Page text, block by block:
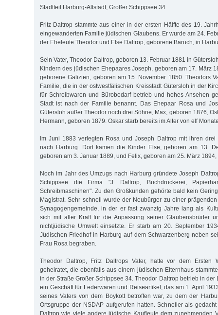
Stadtteil Harburg-Altstadt, Großer Schippsee 34
Fritz Daltrop stammte aus einer in der ersten Hälfte des 19.
eingewanderten Familie jüdischen Glaubens. Er wurde am 24.
der Eheleute Theodor und Else Daltrop, geborene Baruch, in
Sein Vater, Theodor Daltrop, geboren 13. Februar 1881 in
Kindern des jüdischen Ehepaares Joseph, geboren am 17. März
geborene Galizien, geboren am 15. November 1850. Theodors
Familie, die in der ostwestfälischen Kreisstadt Gütersloh in der
für Schreibwaren und Bürobedarf betrieb und hohes Ansehen
Stadt ist nach der Familie benannt. Das Ehepaar Rosa und
Gütersloh außer Theodor noch drei Söhne, Max, geboren 1876,
Hermann, geboren 1879. Oskar starb bereits im Alter von elf
Im Juni 1883 verlegten Rosa und Joseph Daltrop mit ihren drei
nach Harburg. Dort kamen die Kinder Else, geboren am 13.
geboren am 3. Januar 1889, und Felix, geboren am 25. März 1894,
Noch im Jahr des Umzugs nach Harburg gründete Joseph
Schippsee die Firma "J. Daltrop, Buchdruckerei,
Schreibmaschinen". Zu den Großkunden gehörte bald kein
Magistrat. Sehr schnell wurde der Neubürger zu einer
Synagogengemeinde, in der er fast zwanzig Jahre lang als
sich mit aller Kraft für die Anpassung seiner Glaubensbrüder
nichtjüdische Umwelt einsetzte. Er starb am 20. September
Jüdischen Friedhof in Harburg auf dem Schwarzenberg neben
Frau Rosa begraben.
Theodor Daltrop, Fritz Daltrops Vater, hatte vor dem Ersten
geheiratet, die ebenfalls aus einem jüdischen Elternhaus
in der Straße Großer Schippsee 34. Theodor Daltrop betrieb in der
ein Geschäft für Lederwaren und Reiseartikel, das am 1. April
seines Vaters von dem Boykott betroffen war, zu dem der
Ortsgruppe der NSDAP aufgerufen hatten. Schneller als
Daltrop wie viele andere jüdische Kaufleute dem zunehmenden